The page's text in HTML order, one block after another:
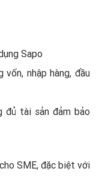
Sapo
vốn, nhập hàng, đầu
đủ tài sản đảm bảo
SME, đặc biệt với